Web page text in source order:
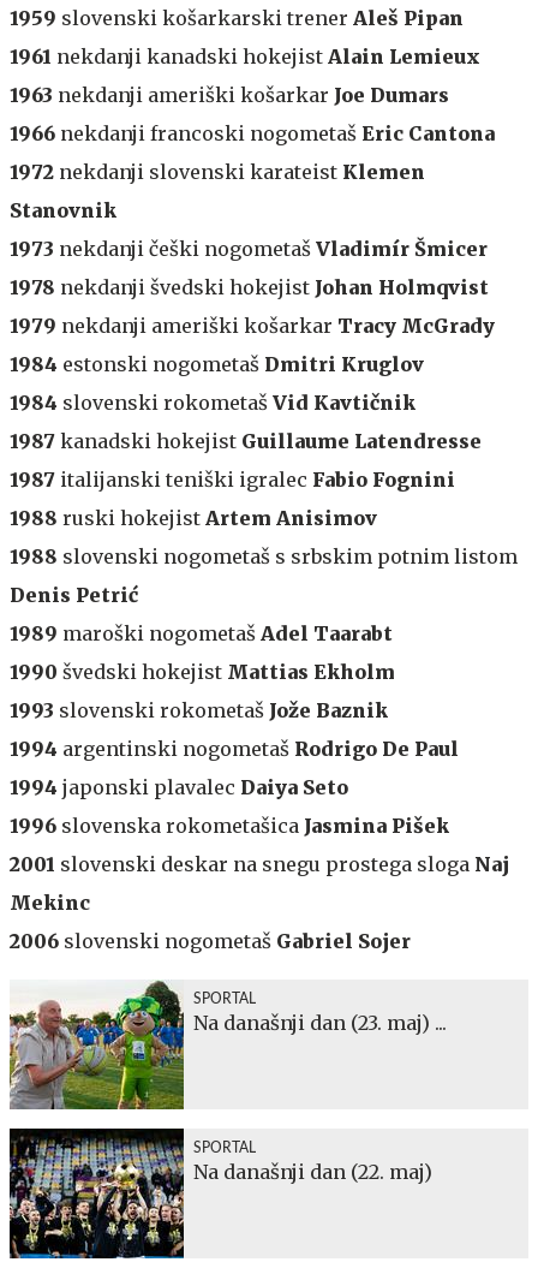
1959 slovenski košarkarski trener Aleš Pipan
1961 nekdanji kanadski hokejist Alain Lemieux
1963 nekdanji ameriški košarkar Joe Dumars
1966 nekdanji francoski nogometaš Eric Cantona
1972 nekdanji slovenski karateist Klemen
Stanovnik
1973 nekdanji češki nogometaš Vladimír Šmicer
1978 nekdanji švedski hokejist Johan Holmqvist
1979 nekdanji ameriški košarkar Tracy McGrady
1984 estonski nogometaš Dmitri Kruglov
1984 slovenski rokometaš Vid Kavtičnik
1987 kanadski hokejist Guillaume Latendresse
1987 italijanski teniški igralec Fabio Fognini
1988 ruski hokejist Artem Anisimov
1988 slovenski nogometaš s srbskim potnim listom
Denis Petrić
1989 maroški nogometaš Adel Taarabt
1990 švedski hokejist Mattias Ekholm
1993 slovenski rokometaš Jože Baznik
1994 argentinski nogometaš Rodrigo De Paul
1994 japonski plavalec Daiya Seto
1996 slovenska rokometašica Jasmina Pišek
2001 slovenski deskar na snegu prostega sloga Naj
Mekinc
2006 slovenski nogometaš Gabriel Sojer
SPORTAL
Na današnji dan (23. maj) ...
SPORTAL
Na današnji dan (22. maj)